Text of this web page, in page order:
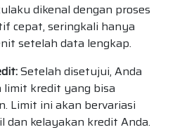
dikenal dengan proses
cepat, seringkali hanya
setelah data lengkap.
Setelah disetujui, Anda
kredit yang bisa
Limit ini akan bervariasi
dan kelayakan kredit Anda.